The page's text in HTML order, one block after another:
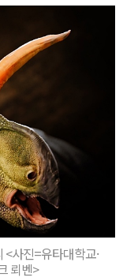
사진=유타대학교·
뢰벤>